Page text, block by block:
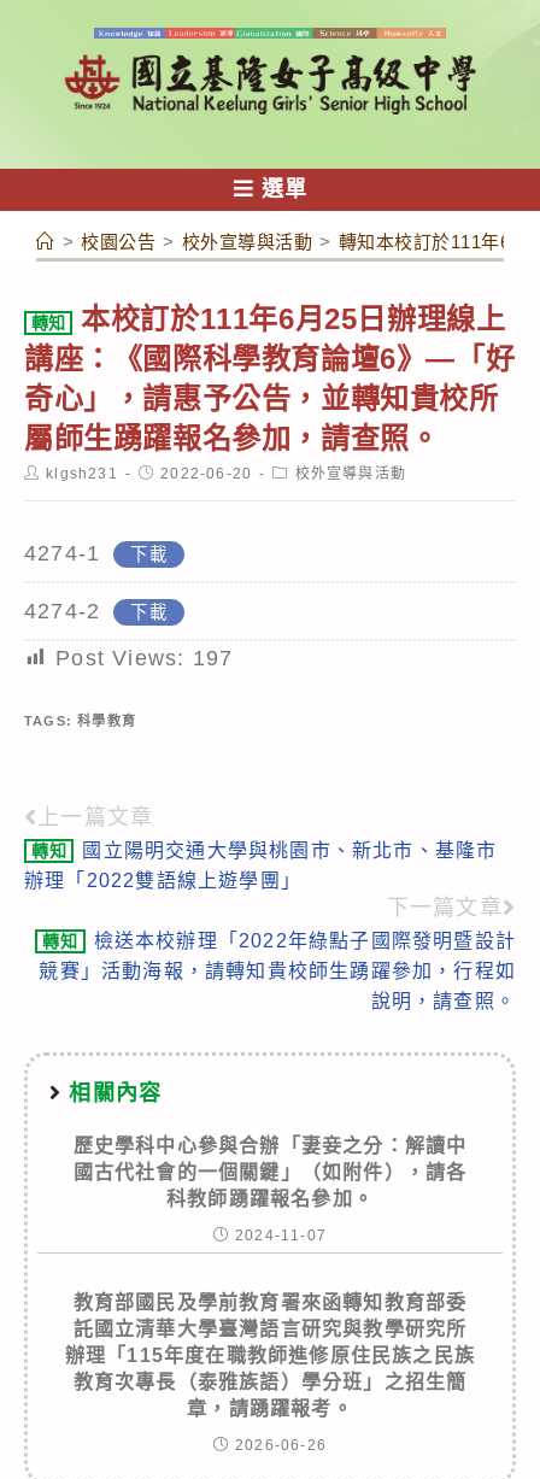
容
選單
> 校園公告 > 校外宣導與活動 > 轉知本校訂於111年6月
轉知
本校訂於111年6月25日辦理線上
講座：《國際科學教育論壇6》—「好
奇心」，請惠予公告，並轉知貴校所
屬師生踴躍報名參加，請查照。
Postklgsh231
Post2022-06-20
Post校外宣導與活動
4274-1 下載
4274-2 下載
Post Views: 197
TAGS:科學教育
Read
more
上一篇文章
轉知
國立陽明交通大學與桃園市、新北市、基隆市
辦理「2022雙語線上遊學團」
下一篇文章
轉知
檢送本校辦理「2022年綠點子國際發明暨設計
競賽」活動海報，請轉知貴校師生踴躍參加，行程如
說明，請查照。
相關內容
歷史學科中心參與合辦「妻妾之分：解讀中
國古代社會的一個關鍵」（如附件），請各
科教師踴躍報名參加。
2024-11-07
教育部國民及學前教育署來函轉知教育部委
託國立清華大學臺灣語言研究與教學研究所
辦理「115年度在職教師進修原住民族之民族
教育次專長（泰雅族語）學分班」之招生簡
章，請踴躍報考。
2026-06-26